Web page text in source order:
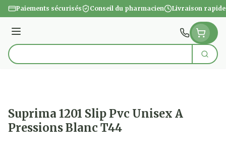
Aller au contenu
Paiements sécurisés Conseil du pharmacien Livraison rapide
Menu
Rechercher
Suprima 1201 Slip Pvc Unisex A
Pressions Blanc T44